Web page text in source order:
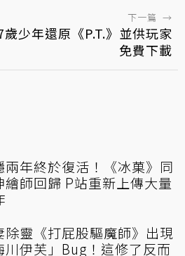
下一篇 →
少年還原《P.T.》並供玩家
免費下載
兩年終於復活！《冰菓》同
繪師回歸 P站重新上傳大量
除靈《打屁股驅魔師》出現
川伊芙」Bug！這修了反而